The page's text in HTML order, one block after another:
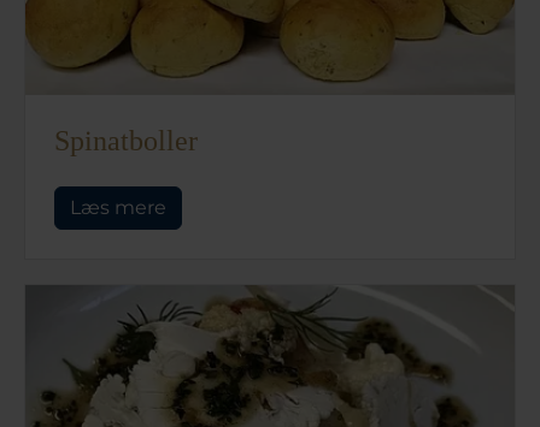
Spinatboller
Læs mere